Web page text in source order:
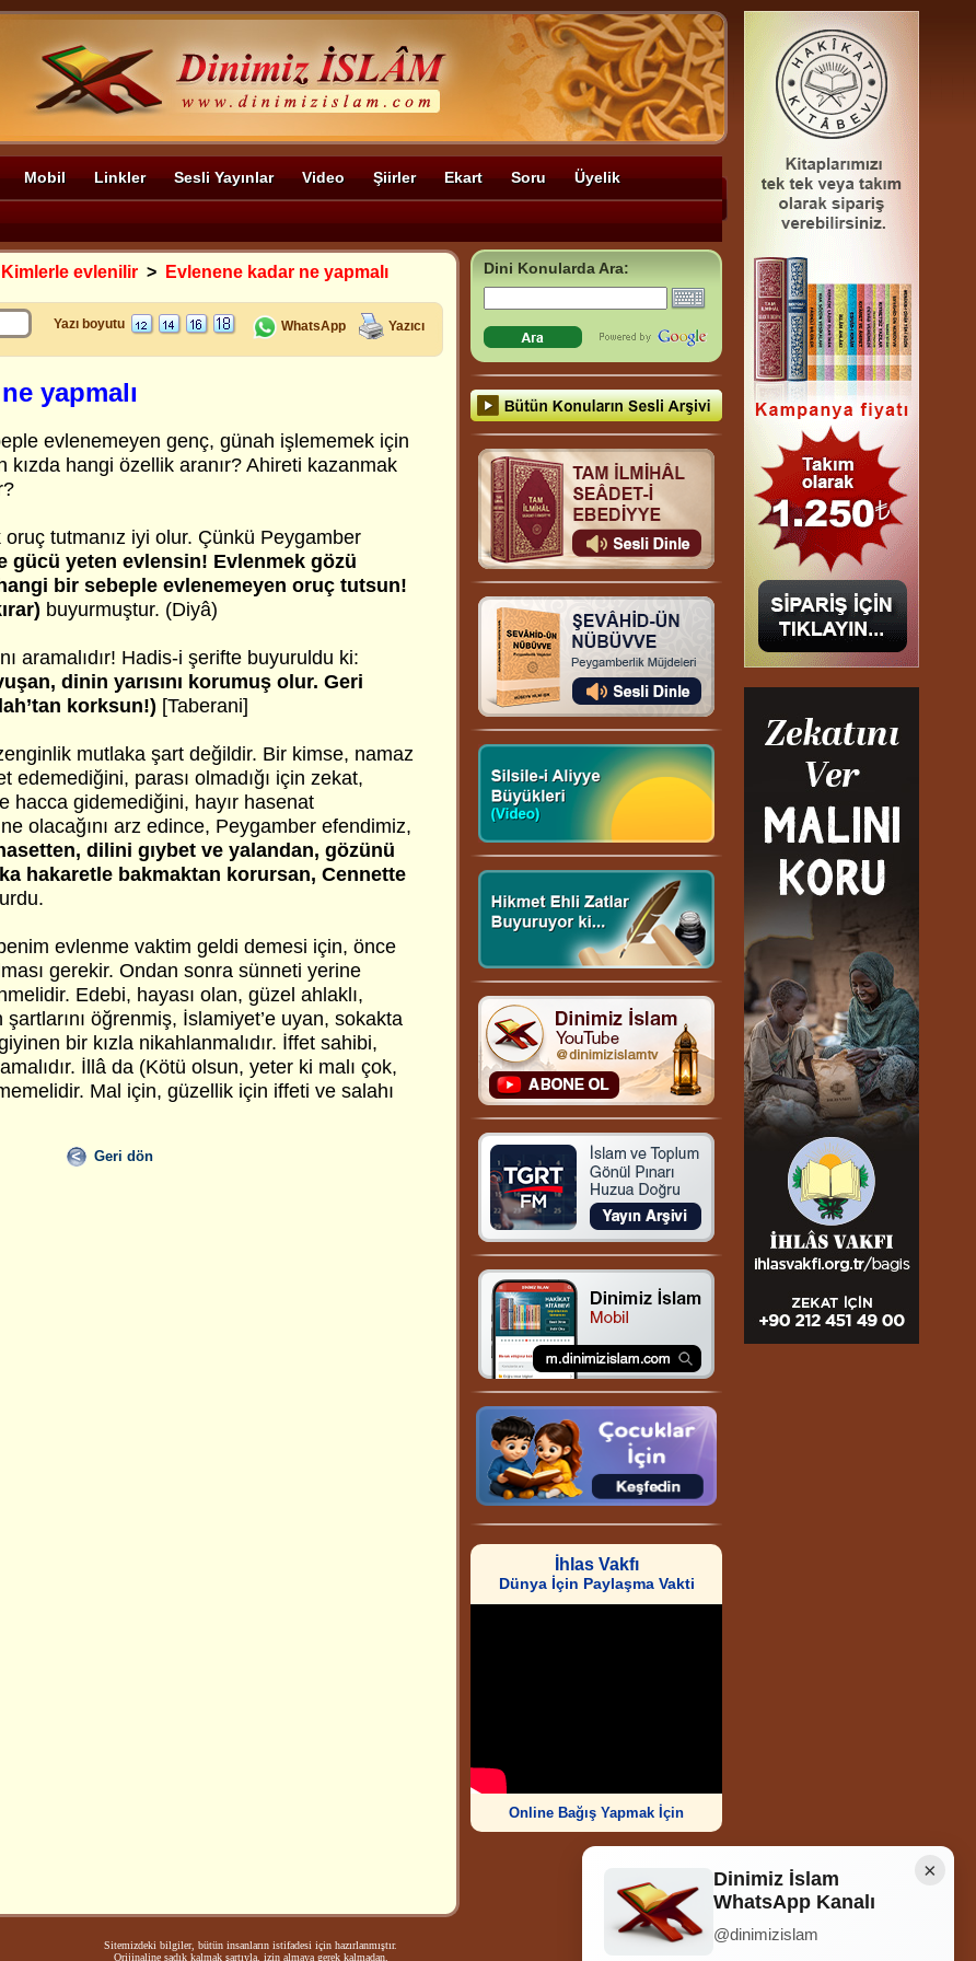
Mobil Linkler Sesli Yayınlar Video Şiirler Ekart Soru Üyelik
Kimlerle evlenilir > Evlenene kadar ne yapmalı
Yazı boyutu WhatsApp Yazıcı
yapmalı
evlenemeyen genç, günah işlememek için
kızda hangi özellik aranır? Ahireti kazanmak
oruç tutmanız iyi olur. Çünkü Peygamber
gücü yeten evlensin! Evlenmek gözü
bir sebeple evlenemeyen oruç tutsun!
buyurmuştur. (Diyâ)
aramalıdır! Hadis-i şerifte buyuruldu ki:
dinin yarısını korumuş olur. Geri
korksun!) [Taberani]
mutlaka şart değildir. Bir kimse, namaz
edemediğini, parası olmadığı için zekat,
hacca gidemediğini, hayır hasenat
olacağını arz edince, Peygamber efendimiz,
dilini gıybet ve yalandan, gözünü
hakaretle bakmaktan korursan, Cennette
evlenme vaktim geldi demesi için, önce
gerekir. Ondan sonra sünneti yerine
Edebi, hayası olan, güzel ahlaklı,
şartlarını öğrenmiş, İslamiyet’e uyan, sokakta
bir kızla nikahlanmalıdır. İffet sahibi,
İllâ da (Kötü olsun, yeter ki malı çok,
Mal için, güzellik için iffeti ve salahı
Geri dön
Dini Konularda Ara:
İhlas Vakfı
Dünya İçin Paylaşma Vakti
Online Bağış Yapmak İçin
Sitemizdeki bilgiler, bütün insanların istifadesi için hazırlanmıştır.
Orijinaline sadık kalmak şartıyla, izin almaya gerek kalmadan,
Ziyaretçi Sayısı
×
Dinimiz İslam
WhatsApp Kanalı
@dinimizislam